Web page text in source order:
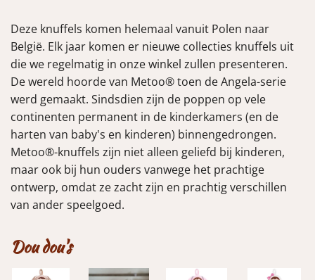
b
o
o
k
a
g
r
a
m
Deze knuffels komen helemaal vanuit Polen naar
België. Elk jaar komen er nieuwe collecties knuffels uit
die we regelmatig in onze winkel zullen presenteren.
De wereld hoorde van Metoo® toen de Angela-serie
werd gemaakt. Sindsdien zijn de poppen op vele
continenten permanent in de kinderkamers (en de
harten van baby's en kinderen) binnengedrongen.
Metoo®-knuffels zijn niet alleen geliefd bij kinderen,
maar ook bij hun ouders vanwege het prachtige
ontwerp, omdat ze zacht zijn en prachtig verschillen
van ander speelgoed.
Dou dou's